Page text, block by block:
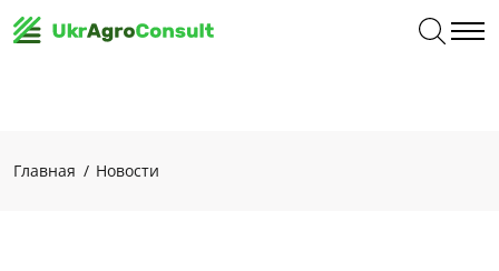
Главная Новости